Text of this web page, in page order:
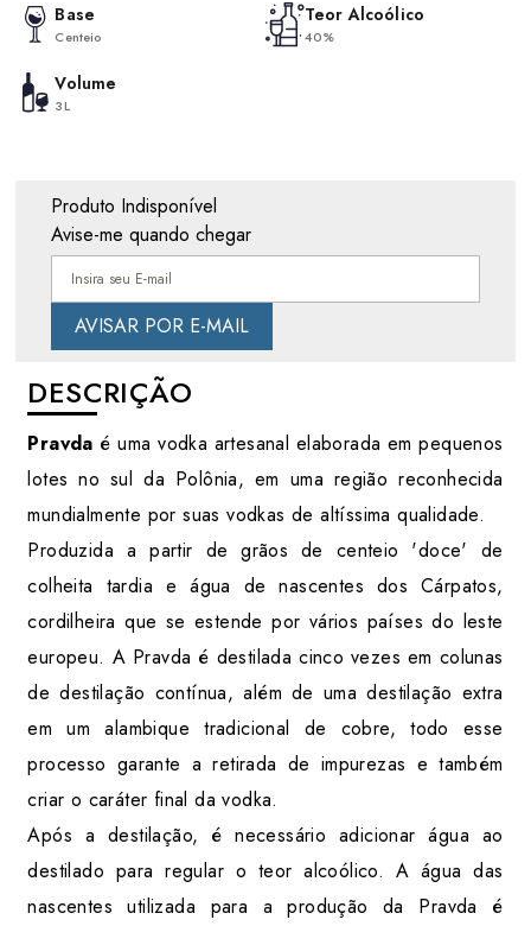
Base
Centeio
Teor Alcoólico
40%
Volume
3L
Produto Indisponível
Avise-me quando chegar
DESCRIÇÃO
Pravda é uma vodka artesanal elaborada em pequenos
lotes no sul da Polônia, em uma região reconhecida
mundialmente por suas vodkas de altíssima qualidade.
Produzida a partir de grãos de centeio 'doce' de
colheita tardia e água de nascentes dos Cárpatos,
cordilheira que se estende por vários países do leste
europeu. A Pravda é destilada cinco vezes em colunas
de destilação contínua, além de uma destilação extra
em um alambique tradicional de cobre, todo esse
processo garante a retirada de impurezas e também
criar o caráter final da vodka.
Após a destilação, é necessário adicionar água ao
destilado para regular o teor alcoólico. A água das
nascentes utilizada para a produção da Pravda é